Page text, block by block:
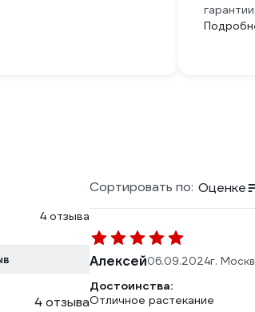
4 отзыва
4 отзыва
Сортировать по: Оценке
Алексей06.09.2024г.
Достоинства:
Отличное растекание